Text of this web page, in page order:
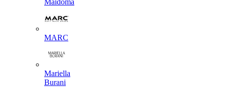
Maidoma
MARC
Mariella
Burani